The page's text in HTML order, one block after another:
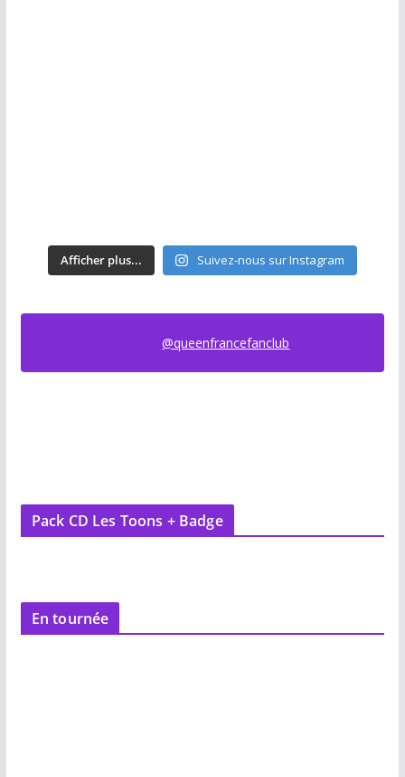
Afficher plus... Suivez-nous sur Instagram
@queenfrancefanclub
Pack CD Les Toons + Badge
En tournée